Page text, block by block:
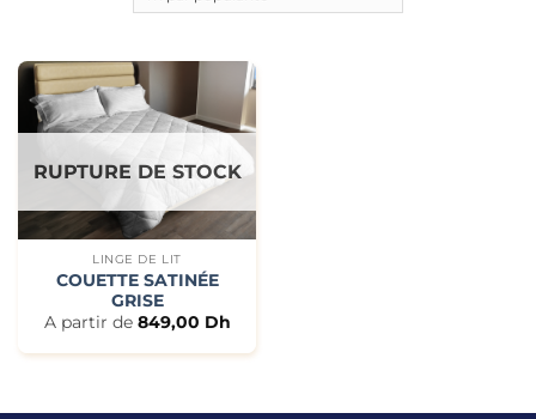
RUPTURE DE STOCK
LINGE DE LIT
COUETTE SATINÉE
GRISE
A partir de 849,00 Dh